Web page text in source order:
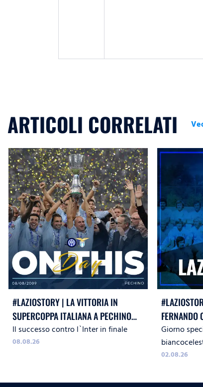
ARTICOLI CORRELATI
#LAZIOSTORY | LA VITTORIA IN
SUPERCOPPA ITALIANA A PECHINO
CONTRO L`INTER
Il successo contro l`Inter in finale
08.08.26
FERNANDO
Giorno
02.08.26